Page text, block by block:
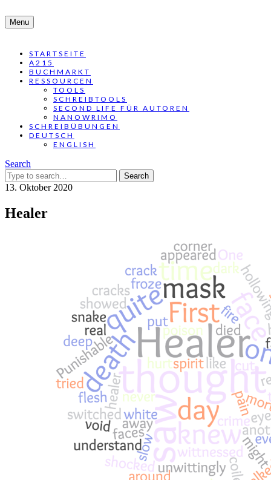
Menu
STARTSEITE
A215
BUCHMARKT
RESSOURCEN
TOOLS
SCHREIBTOOLS
SECOND LIFE FÜR AUTOREN
NANOWRIMO
SCHREIBÜBUNGEN
DEUTSCH
ENGLISH
Search
Search
for:
13. Oktober 2020
Healer